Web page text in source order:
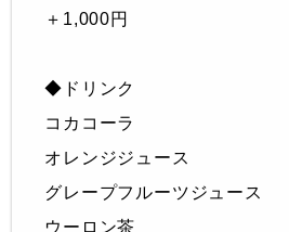
＋1,000円
◆ドリンク
コカコーラ
オレンジジュース
グレープフルーツジュース
ウーロン茶